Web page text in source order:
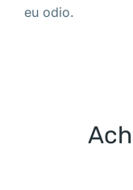
eu odio.